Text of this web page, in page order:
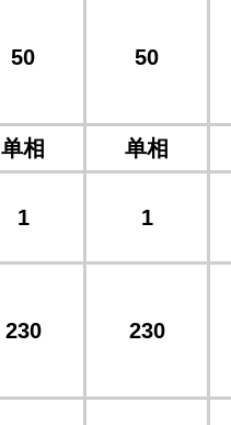
50 50
单相
单相
1 1
230 230